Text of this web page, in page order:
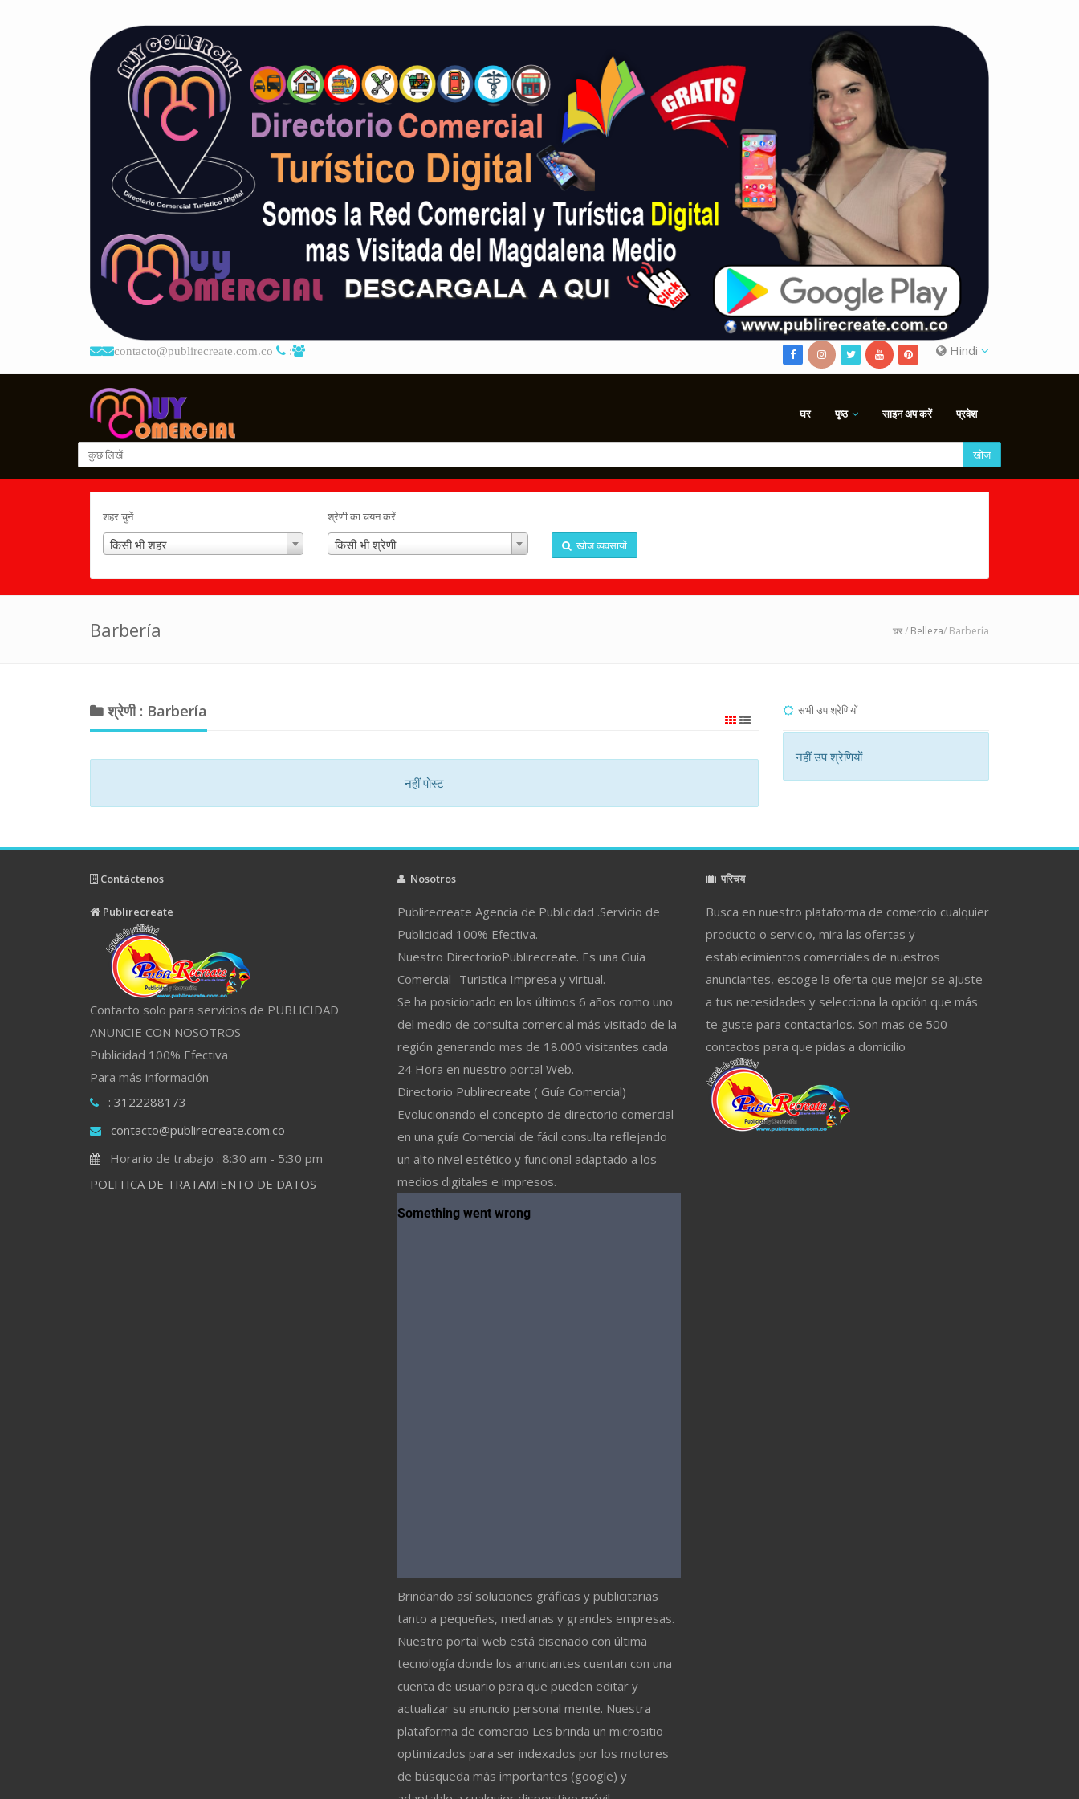
contacto@publirecreate.com.co : Hindi
घर पृष्ठ साइन अप करें प्रवेश
खोज
शहर चुनें
किसी भी शहर
श्रेणी का चयन करें
किसी भी श्रेणी खोज व्यवसायों
Barbería घर/ Belleza/ Barbería
श्रेणी : Barbería
नहीं पोस्ट
सभी उप श्रेणियों
नहीं उप श्रेणियों
Contáctenos
Publirecreate
Contacto solo para servicios de PUBLICIDAD
ANUNCIE CON NOSOTROS
Publicidad 100% Efectiva
Para más información
: 3122288173
contacto@publirecreate.com.co
Horario de trabajo : 8:30 am - 5:30 pm
POLITICA DE TRATAMIENTO DE DATOS
Nosotros
Publirecreate Agencia de Publicidad .Servicio de
Publicidad 100% Efectiva.
Nuestro DirectorioPublirecreate. Es una Guía
Comercial -Turistica Impresa y virtual.
Se ha posicionado en los últimos 6 años como uno
del medio de consulta comercial más visitado de la
región generando mas de 18.000 visitantes cada
24 Hora en nuestro portal Web.
Directorio Publirecreate ( Guía Comercial)
Evolucionando el concepto de directorio comercial
en una guía Comercial de fácil consulta reflejando
un alto nivel estético y funcional adaptado a los
medios digitales e impresos.
Brindando así soluciones gráficas y publicitarias
tanto a pequeñas, medianas y grandes empresas.
Nuestro portal web está diseñado con última
tecnología donde los anunciantes cuentan con una
cuenta de usuario para que pueden editar y
actualizar su anuncio personal mente. Nuestra
plataforma de comercio Les brinda un micrositio
optimizados para ser indexados por los motores
de búsqueda más importantes (google) y
परिचय
Busca en nuestro plataforma de comercio cualquier
producto o servicio, mira las ofertas y
establecimientos comerciales de nuestros
anunciantes, escoge la oferta que mejor se ajuste
a tus necesidades y selecciona la opción que más
te guste para contactarlos. Son mas de 500
contactos para que pidas a domicilio